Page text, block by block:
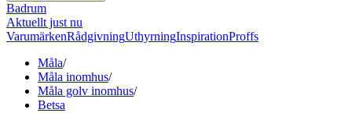
Badrum
Aktuellt just nu
VarumärkenRådgivningUthyrningInspirationProffs
Måla/
Måla inomhus/
Måla golv inomhus/
Betsa